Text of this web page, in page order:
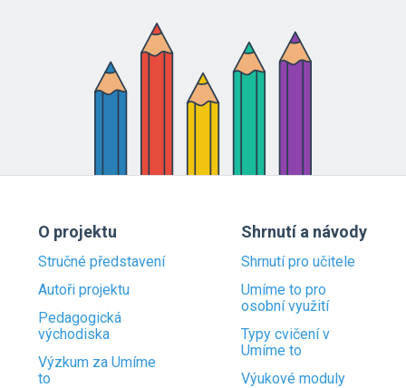
O projektu
Stručné představení
Autoři projektu
Pedagogická
východiska
Výzkum za Umíme
to
Shrnutí a návody
Shrnutí pro učitele
Umíme to pro
osobní využití
Typy cvičení v
Umíme to
Výukové moduly